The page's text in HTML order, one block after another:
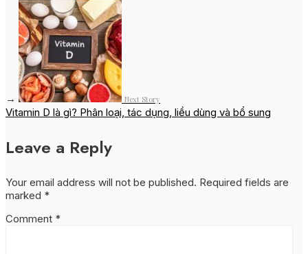
→ Next Story
Vitamin D là gì? Phân loại, tác dụng, liều dùng và bổ sung
Leave a Reply
Your email address will not be published. Required fields are
marked *
Comment *